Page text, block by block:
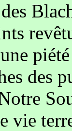
des
vie